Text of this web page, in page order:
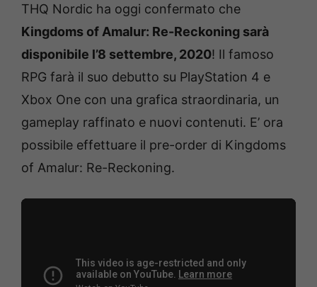
THQ Nordic ha oggi confermato che
Kingdoms of Amalur: Re-Reckoning sarà
disponibile l’8 settembre, 2020! Il famoso
RPG farà il suo debutto su PlayStation 4 e
Xbox One con una grafica straordinaria, un
gameplay raffinato e nuovi contenuti. E’ ora
possibile effettuare il pre-order di Kingdoms
of Amalur: Re-Reckoning.